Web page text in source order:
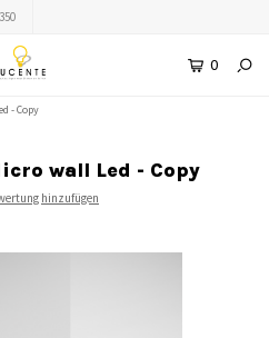
0
- Copy
wall Led - Copy
hinzufügen